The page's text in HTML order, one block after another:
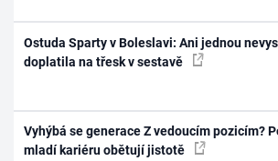
Ostuda Sparty v Boleslavi: Ani jednou
doplatila na třesk v sestavě
Vyhýbá se generace Z vedoucím pozicím?
mladí kariéru obětují jistotě